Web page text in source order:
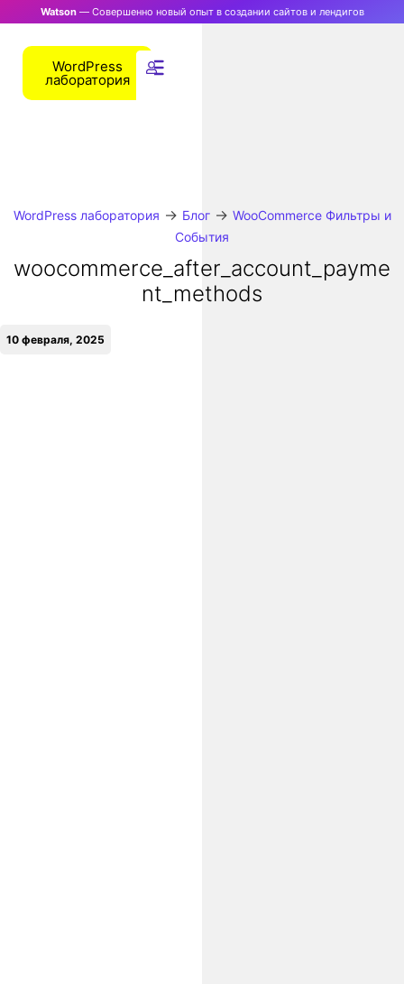
Watson— Совершенно новый опыт в создании сайтов и лендигов
WordPress
лаборатория
WordPress лаборатория → Блог→ WooCommerce Фильтры и
События
woocommerce_after_account_payme
nt_methods
10 февраля, 2025